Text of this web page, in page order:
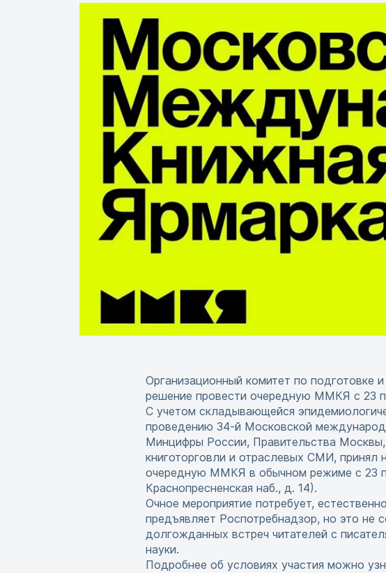
Организационный комитет по
решение провести очередную ММКЯ с 23
С учетом складывающейся
проведению 34-й Московской
Минцифры России, Правительства
книготорговли и отраслевых СМИ, принял
очередную ММКЯ в обычном режиме с 23
Краснопресненская наб., д. 14).
Очное мероприятие потребует,
предъявляет Роспотребнадзор, но это не
долгожданных встреч читателей с
науки.
Подробнее об условиях участия можно